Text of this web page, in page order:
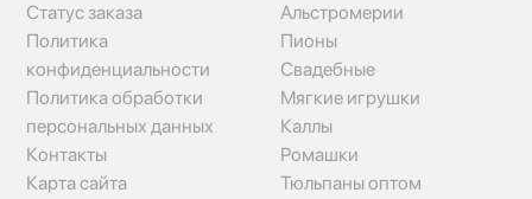
Статус заказа
Политика
конфиденциальности
Политика обработки
персональных данных
Контакты
Карта сайта
Альстромерии
Пионы
Свадебные
Мягкие игрушки
Каллы
Ромашки
Тюльпаны оптом